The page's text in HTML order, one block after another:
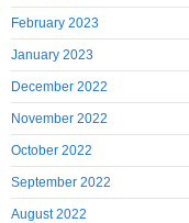
February 2023
January 2023
December 2022
November 2022
October 2022
September 2022
August 2022